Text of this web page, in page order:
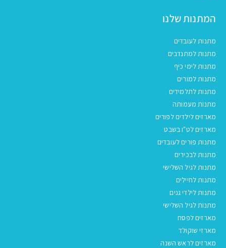
המתנות שלנו
מתנות לעובדים
מתנות למתנדבים
מתנות לימי כיף
מתנות למורים
מתנות לתלמידים
מתנות מעמותה
מארזים לילדים לפורים
מארזים לט"ו בשבט
מתנות פורים לעובדים
מתנות לבכירים
מתנות לגיל השלישי
מתנות לחיילים
מתנות לילדי גנים
מתנות לגיל השלישי
מארזים לפסח
מארזי שוקולד
מארזים לראש השנה